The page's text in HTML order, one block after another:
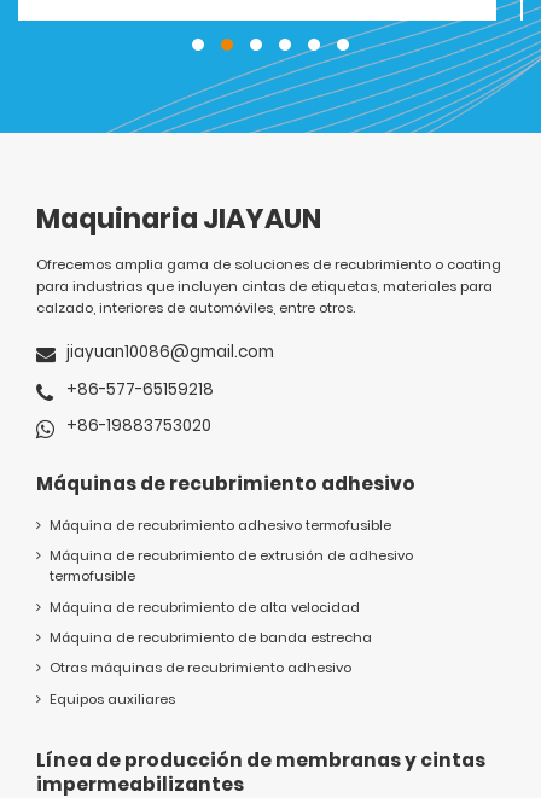
Maquinaria JIAYAUN
Ofrecemos amplia gama de soluciones de recubrimiento o coating
para industrias que incluyen cintas de etiquetas, materiales para
calzado, interiores de automóviles, entre otros.
jiayuan10086@gmail.com
+86-577-65159218
+86-19883753020
Máquinas de recubrimiento adhesivo
Máquina de recubrimiento adhesivo termofusible
Máquina de recubrimiento de extrusión de adhesivo
termofusible
Máquina de recubrimiento de alta velocidad
Máquina de recubrimiento de banda estrecha
Otras máquinas de recubrimiento adhesivo
Equipos auxiliares
Línea de producción de membranas y cintas
impermeabilizantes